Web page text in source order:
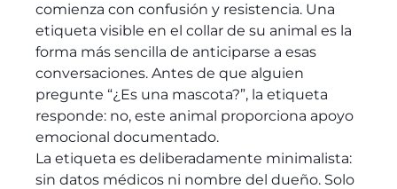
comienza con confusión y resistencia. Una
etiqueta visible en el collar de su animal es la
forma más sencilla de anticiparse a esas
conversaciones. Antes de que alguien
pregunte “¿Es una mascota?”, la etiqueta
responde: no, este animal proporciona apoyo
emocional documentado.
La etiqueta es deliberadamente minimalista:
sin datos médicos ni nombre del dueño. Solo